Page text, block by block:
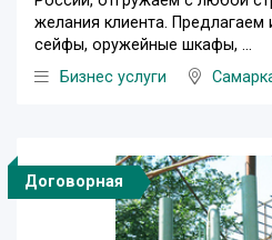
желания клиента. Предлагаем
сейфы, оружейные шкафы, ...
Бизнес услуги
Договорная